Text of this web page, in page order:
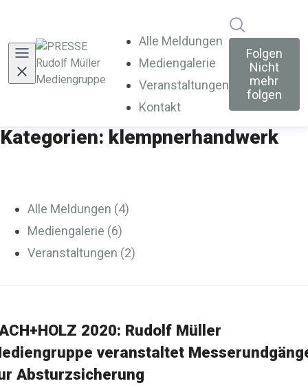
Alle Meldungen
Mediengalerie
Veranstaltungen
Kontakt
Folgen
Nicht
mehr
folgen
Kategorien: klempnerhandwerk
Alle Meldungen (4)
Mediengalerie (6)
Veranstaltungen (2)
2020: Rudolf Müller
veranstaltet
Absturzsicherung